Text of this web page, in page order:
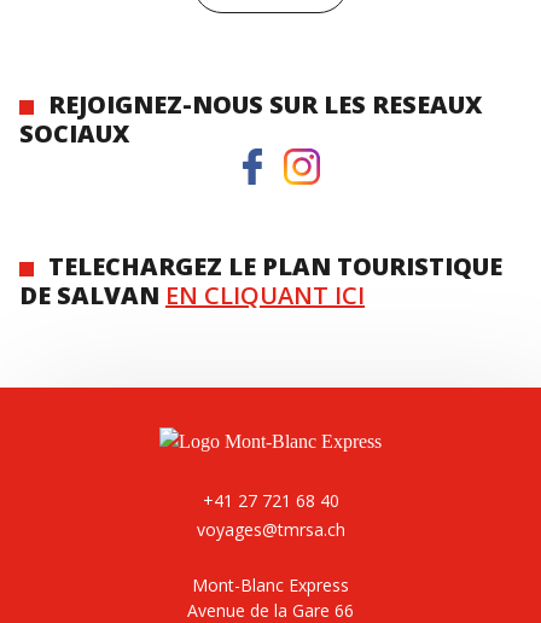
REJOIGNEZ-NOUS SUR LES RESEAUX
SOCIAUX
TELECHARGEZ LE PLAN TOURISTIQUE
DE SALVAN EN CLIQUANT ICI
+41 27 721 68 40
voyages@tmrsa.ch
Mont-Blanc Express
Avenue de la Gare 66